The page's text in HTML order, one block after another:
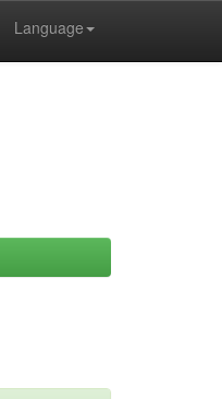
Language